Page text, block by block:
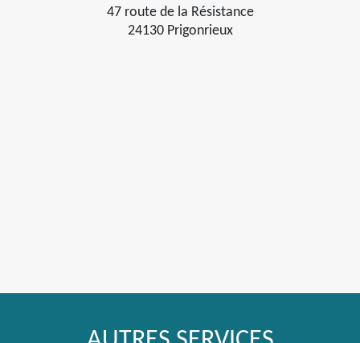
47 route de la Résistance
24130 Prigonrieux